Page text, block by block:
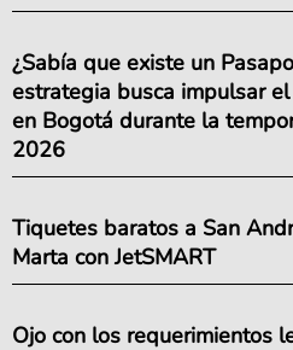
¿Sabía que existe un
estrategia busca impulsar
en Bogotá durante la
2026
Tiquetes baratos a San
Marta con JetSMART
Ojo con los requerimientos